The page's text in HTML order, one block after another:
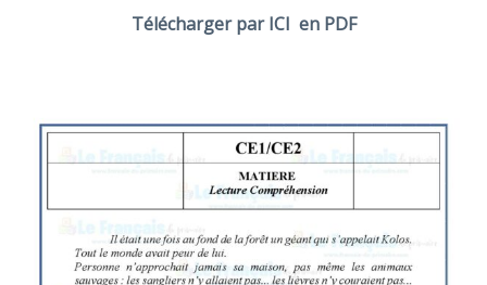
Télécharger par ICI en PDF